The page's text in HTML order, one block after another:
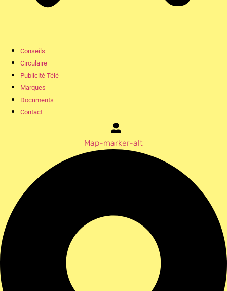
Conseils
Circulaire
Publicité Télé
Marques
Documents
Contact
Map-marker-alt